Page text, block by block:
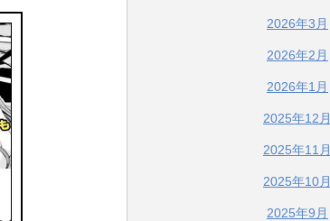
2026年3月
2026年2月
2026年1月
2025年12月
2025年11月
2025年10月
2025年9月